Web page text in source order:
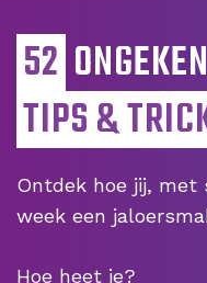
52
TIPS &
Ontdek hoe jij,
week een